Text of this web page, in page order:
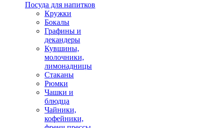
Посуда для напитков
Кружки
Бокалы
Графины и
декандеры
Кувшины,
молочники,
лимонадницы
Стаканы
Рюмки
Чашки и
блюдца
Чайники,
кофейники,